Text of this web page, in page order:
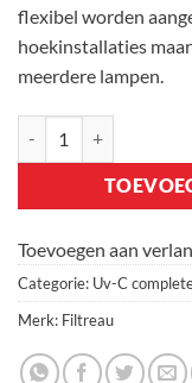
flexibel worden
hoekinstallaties
meerdere lampen.
Toevoegen aan
Categorie: Uv-C
Merk: Filtreau